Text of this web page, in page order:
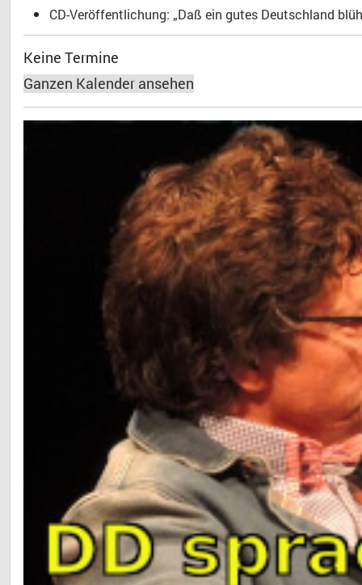
CD-Veröffentlichung: „Daß ein gutes Deutschland
Keine Termine
Ganzen Kalender ansehen